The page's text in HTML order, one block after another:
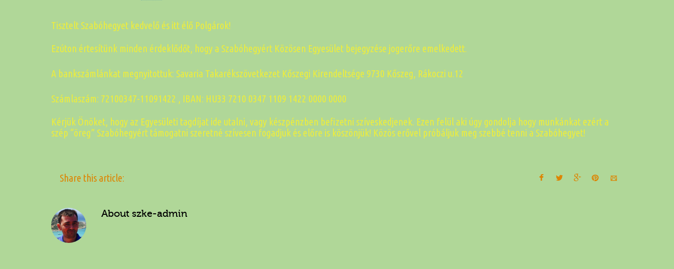
Tisztelt Szabóhegyet kedvelő és itt élő Polgárok!
Ezúton értesítünk minden érdeklődőt, hogy a Szabóhegyért Közösen Egyesület bejegyzése jogerőre emelkedett.
A bankszámlánkat megnyitottuk: Savaria Takarékszövetkezet Kőszegi Kirendeltsége 9730 Kőszeg, Rákoczi u.12
Számlaszám: 72100347-11091422 , IBAN: HU33 7210 0347 1109 1422 0000 0000
Kérjük Önöket, hogy az Egyesületi tagdíjat ide utalni, vagy készpénzben befizetni szíveskedjenek. Ezen felül aki úgy gondolja hogy munkánkat ezért a
szép “öreg” Szabóhegyért támogatni szeretné szívesen fogadjuk és előre is köszönjük! Közös erővel próbáljuk meg szebbé tenni a Szabóhegyet!
Share this article:
About szke-admin